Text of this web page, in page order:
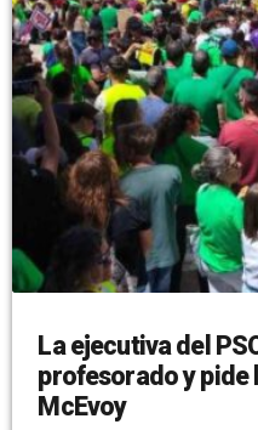
La ejecutiva del
profesorado y pide
McEvoy